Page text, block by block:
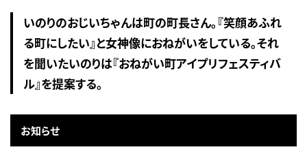
いのりのおじいちゃんは町の町長さん。『笑顔あふれ
る町にしたい』と女神像におねがいをしている。それ
を聞いたいのりは『おねがい町アイプリフェスティバ
ル』を提案する。
お知らせ